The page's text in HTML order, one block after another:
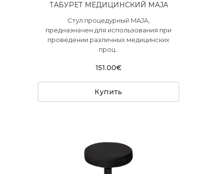
ТАБУРЕТ МЕДИЦИНСКИЙ MAJA
Стул процедурный MAJA,
предназначен для использования при
проведении различных медицинских
проц..
151.00€
Купить